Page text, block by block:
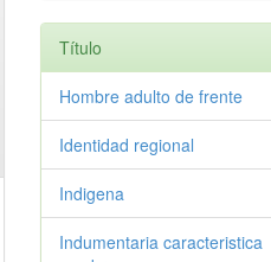
Título
Hombre adulto de frente
Identidad regional
Indigena
Indumentaria caracteristica